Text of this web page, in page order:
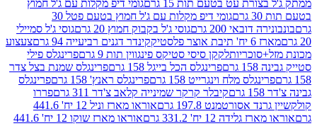
עט בטעם תות 15 גרם
גומי דיפ מקלות עם ג'ל חמוץ
גומי דיפ מקלות עם ג'ל חמוץ בטעם פטל 30
200 גרם
גוסי ג'ל בקבוק חמוץ 20 גרם
גוסי ג'ל סמיילי
פלסטיק
קינדר דגנים רביעייה 94 גרם
צעצוע
לקקן סיסי סטיקס פינגווין תות 9 גרם
פרינגלס פילי
פרינגלס הכל בייגל 158 גרם
פרינגלס שמנת בצל צדר
מלח וינגרייט 158 גרם
פרינגלס ראנץ' 158 גרם
פרינגלס
קיבלר קרקר שמינייה קלאב צ'דר 311 גרם
פררו
197.8 גרם
אוראו מארז וניל 12 יח' 441.6
12 יח' 331.2 גרם
אוראו מארז שוקו 12 יח' 441.6